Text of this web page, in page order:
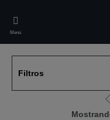
main
content
Menú
Filtros